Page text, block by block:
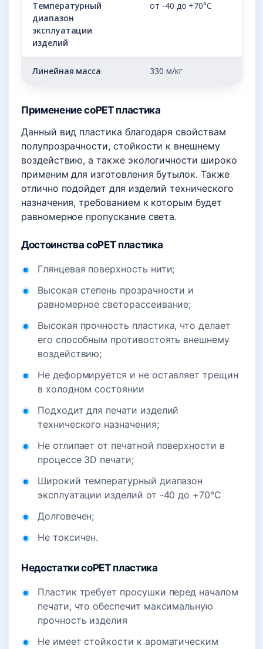
Температурный
диапазон
эксплуатации
изделий
от -40 до +70°С
Линейная масса 330 м/кг
Применение coPET пластика
Данный вид пластика благодаря свойствам
полупрозрачности, стойкости к внешнему
воздействию, а также экологичности широко
применим для изготовления бутылок. Также
отлично подойдет для изделий технического
назначения, требованием к которым будет
равномерное пропускание света.
Достоинства coPET пластика
Глянцевая поверхность нити;
Высокая степень прозрачности и
равномерное светорассеивание;
Высокая прочность пластика, что делает
его способным противостоять внешнему
воздействию;
Не деформируется и не оставляет трещин
в холодном состоянии
Подходит для печати изделий
технического назначения;
Не отлипает от печатной поверхности в
процессе 3D печати;
Широкий температурный диапазон
эксплуатации изделий от -40 до +70°С
Долговечен;
Не токсичен.
Недостатки coPET пластика
Пластик требует просушки перед началом
печати, что обеспечит максимальную
прочность изделия
Не имеет стойкости к ароматическим